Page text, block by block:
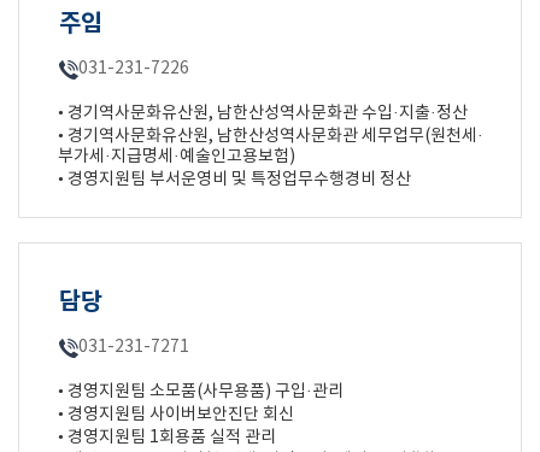
주임
031-231-7226
• 경기역사문화유산원, 남한산성역사문화관 수입·지출·정산
• 경기역사문화유산원, 남한산성역사문화관 세무업무(원천세·
부가세·지급명세·예술인고용보험)
• 경영지원팀 부서운영비 및 특정업무수행경비 정산
담당
031-231-7271
• 경영지원팀 소모품(사무용품) 구입·관리
• 경영지원팀 사이버보안진단 회신
• 경영지원팀 1회용품 실적 관리